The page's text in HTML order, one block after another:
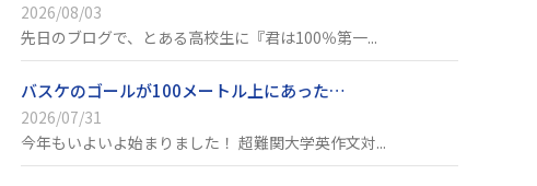
2026/08/03
先日のブログで、とある高校生に『君は100％第一...
バスケのゴールが100メートル上にあった…
2026/07/31
今年もいよいよ始まりました！ 超難関大学英作文対...